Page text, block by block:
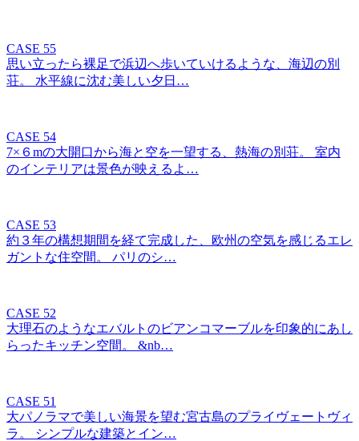
CASE 55
思い立ったら裸足で浜辺へ歩いていけるような、海辺の別
荘。 水平線に沈む美しい夕日…
CASE 54
7×６mの大開口から海と空を一望する、熱海の別荘。 室内
のインテリアは景色が映えるよ…
CASE 53
約３年の構想期間を経て完成した、欧州の空気を感じるエレ
ガントな住空間。 パリのシ…
CASE 52
大理石のようなエバルトのビアンコマーブルを印象的にあし
らったキッチン空間。 &nb…
CASE 51
大パノラマで美しい海景を望む宮古島のプライヴェートヴィ
ラ。 シンプルな建築とイン…